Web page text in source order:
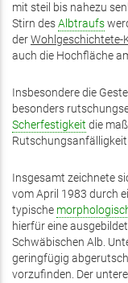
ist
extern)
mit steil bis nahezu
Stirn desAlbtraufs
derWohlgeschichtete-
auch die Hochfläche
Insbesondere die
besonders
Scherfestigkeit die
Insgesamt zeichnete
vom April 1983 durch
typische
hierfür eine
Schwäbischen Alb.
geringfügig
vorzufinden. Der